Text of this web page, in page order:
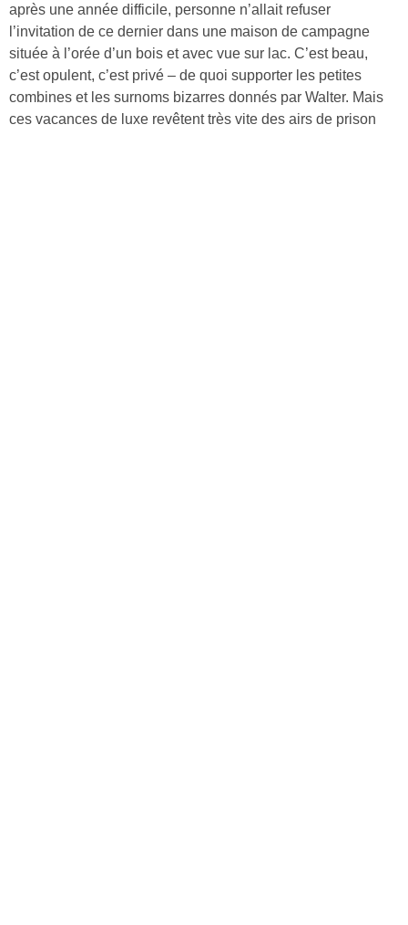
après une année difficile, personne n’allait refuser
l’invitation de ce dernier dans une maison de campagne
située à l’orée d’un bois et avec vue sur lac. C’est beau,
c’est opulent, c’est privé – de quoi supporter les petites
combines et les surnoms bizarres donnés par Walter. Mais
ces vacances de luxe revêtent très vite des airs de prison